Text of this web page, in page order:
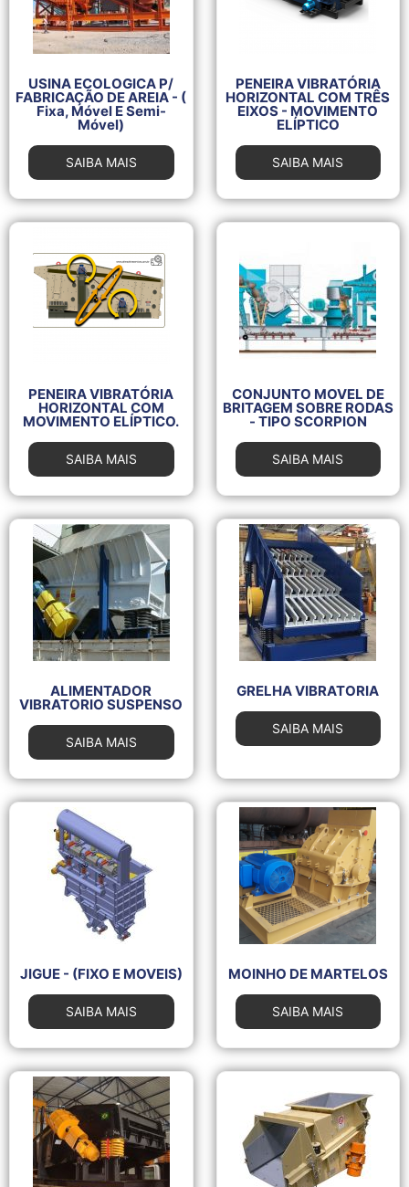
USINA ECOLOGICA P/
FABRICAÇÃO DE AREIA - (
Fixa, Móvel E Semi-
Móvel)
SAIBA MAIS
PENEIRA VIBRATÓRIA
HORIZONTAL COM TRÊS
EIXOS - MOVIMENTO
ELÍPTICO
SAIBA MAIS
PENEIRA VIBRATÓRIA
HORIZONTAL COM
MOVIMENTO ELÍPTICO.
SAIBA MAIS
CONJUNTO MOVEL DE
BRITAGEM SOBRE RODAS
- TIPO SCORPION
SAIBA MAIS
ALIMENTADOR
VIBRATORIO SUSPENSO
SAIBA MAIS
GRELHA VIBRATORIA
SAIBA MAIS
JIGUE - (FIXO E MOVEIS)
SAIBA MAIS
MOINHO DE MARTELOS
SAIBA MAIS